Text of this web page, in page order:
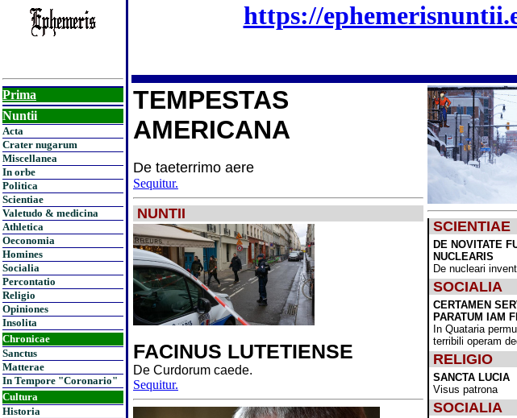
Prima
Nuntii
Acta
Crater nugarum
Miscellanea
In orbe
Politica
Scientiae
Valetudo & medicina
Athletica
Oeconomia
Homines
Socialia
Percontatio
Religio
Opiniones
Insolita
Chronicae
Sanctus
Matterae
In Tempore "Coronario"
Cultura
Historia
https://
TEMPESTAS
AMERICANA
De taeterrimo aere
Sequitur.
NUNTII
FACINUS LUTETIENSE
De Curdorum caede.
Sequitur.
SCIENTIAE
DE NOVITATE
NUCLEARIS
De nucleari
SOCIALIA
CERTAMEN
PARATUM IAM
In Quataria
terribili operam
RELIGIO
SANCTA LUCIA
Visus patrona
SOCIALIA